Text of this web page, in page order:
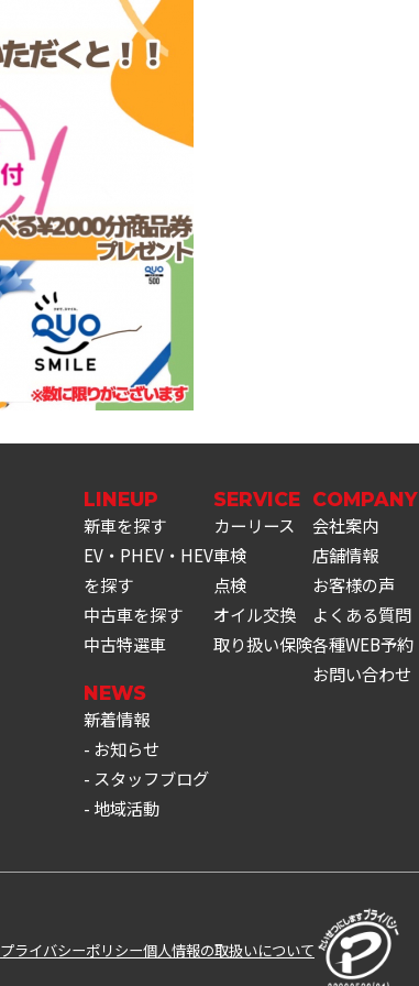
LINEUP
新車を探す
EV・PHEV・HEV
を探す
中古車を探す
中古特選車
NEWS
新着情報
お知らせ
スタッフブログ
地域活動
SERVICE
カーリース
車検
点検
オイル交換
取り扱い保険
COMPANY
会社案内
店舗情報
お客様の声
よくある質問
各種WEB予約
お問い合わせ
プライバシーポリシー個人情報の取扱いについて